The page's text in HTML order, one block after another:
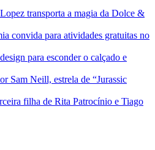
transporta a magia da Dolce &
convida para atividades gratuitas no
para esconder o calçado e
Sam Neill, estrela de “Jurassic
filha de Rita Patrocínio e Tiago